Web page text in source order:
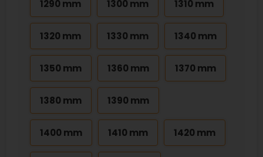
1290 mm 1300 mm 1310 mm
1320 mm 1330 mm 1340 mm
1350 mm 1360 mm 1370 mm
1380 mm 1390 mm
1400 mm 1410 mm 1420 mm